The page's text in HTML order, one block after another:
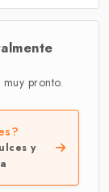
pronto.
y